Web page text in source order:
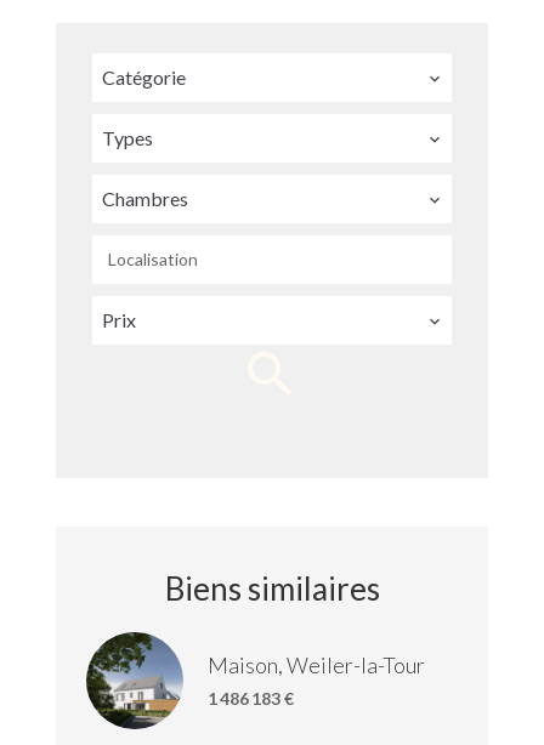
Catégorie
Types
Chambres
Localisation
Prix
Biens similaires
Maison, Weiler-la-Tour
1 486 183 €